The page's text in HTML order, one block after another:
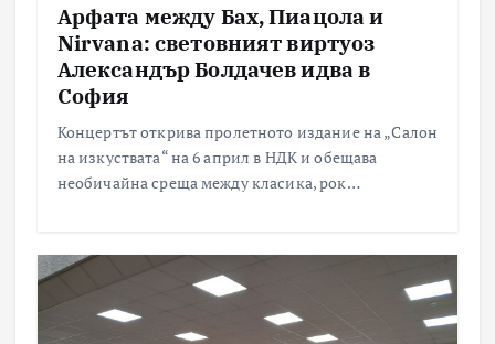
Арфата между Бах, Пиацола и
Nirvana: световният виртуоз
Александър Болдачев идва в
София
Концертът открива пролетното издание на „Салон
на изкуствата“ на 6 април в НДК и обещава
необичайна среща между класика, рок…